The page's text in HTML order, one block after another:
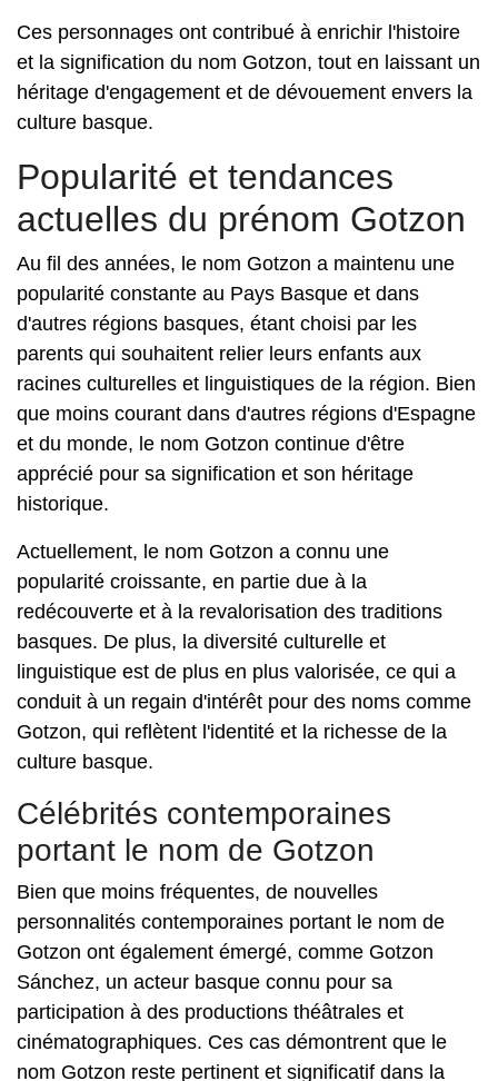
Ces personnages ont contribué à enrichir l'histoire
et la signification du nom Gotzon, tout en laissant un
héritage d'engagement et de dévouement envers la
culture basque.
Popularité et tendances
actuelles du prénom Gotzon
Au fil des années, le nom Gotzon a maintenu une
popularité constante au Pays Basque et dans
d'autres régions basques, étant choisi par les
parents qui souhaitent relier leurs enfants aux
racines culturelles et linguistiques de la région. Bien
que moins courant dans d'autres régions d'Espagne
et du monde, le nom Gotzon continue d'être
apprécié pour sa signification et son héritage
historique.
Actuellement, le nom Gotzon a connu une
popularité croissante, en partie due à la
redécouverte et à la revalorisation des traditions
basques. De plus, la diversité culturelle et
linguistique est de plus en plus valorisée, ce qui a
conduit à un regain d'intérêt pour des noms comme
Gotzon, qui reflètent l'identité et la richesse de la
culture basque.
Célébrités contemporaines
portant le nom de Gotzon
Bien que moins fréquentes, de nouvelles
personnalités contemporaines portant le nom de
Gotzon ont également émergé, comme Gotzon
Sánchez, un acteur basque connu pour sa
participation à des productions théâtrales et
cinématographiques. Ces cas démontrent que le
nom Gotzon reste pertinent et significatif dans la